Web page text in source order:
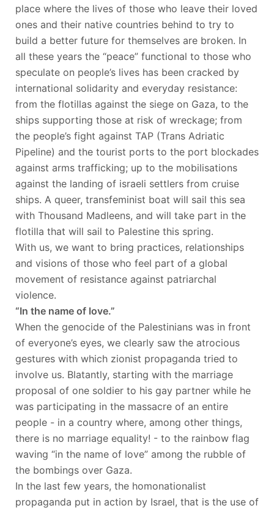
place where the lives of those who leave their loved
ones and their native countries behind to try to
build a better future for themselves are broken. In
all these years the “peace” functional to those who
speculate on people’s lives has been cracked by
international solidarity and everyday resistance:
from the flotillas against the siege on Gaza, to the
ships supporting those at risk of wreckage; from
the people’s fight against TAP (Trans Adriatic
Pipeline) and the tourist ports to the port blockades
against arms trafficking; up to the mobilisations
against the landing of israeli settlers from cruise
ships. A queer, transfeminist boat will sail this sea
with Thousand Madleens, and will take part in the
flotilla that will sail to Palestine this spring.
With us, we want to bring practices, relationships
and visions of those who feel part of a global
movement of resistance against patriarchal
violence.
“In the name of love.”
When the genocide of the Palestinians was in front
of everyone’s eyes, we clearly saw the atrocious
gestures with which zionist propaganda tried to
involve us. Blatantly, starting with the marriage
proposal of one soldier to his gay partner while he
was participating in the massacre of an entire
people - in a country where, among other things,
there is no marriage equality! - to the rainbow flag
waving “in the name of love” among the rubble of
the bombings over Gaza.
In the last few years, the homonationalist
propaganda put in action by Israel, that is the use of